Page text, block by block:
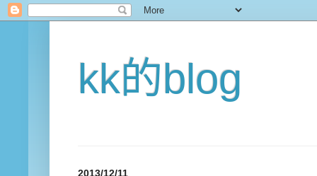
kk的blog
2013/12/11